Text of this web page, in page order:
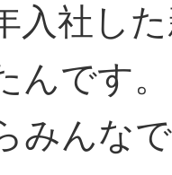
入社し
んです。
みんな